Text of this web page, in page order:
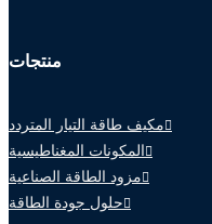
منتجات
مكيف طاقة التيار المتردد
المكونات المغناطيسية
مزود الطاقة الصناعية
حلول جودة الطاقة